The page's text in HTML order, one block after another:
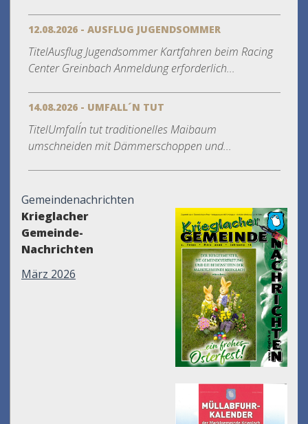
12.08.2026 - AUSFLUG JUGENDSOMMER
TitelAusflug Jugendsommer Kartfahren beim Racing
Center Greinbach Anmeldung erforderlich...
14.08.2026 - UMFALL´N TUT
TitelUmfall´n tut traditionelles Maibaum
umschneiden mit Dämmerschoppen und...
Gemeindenachrichten
Krieglacher
Gemeinde-
Nachrichten
März 2026